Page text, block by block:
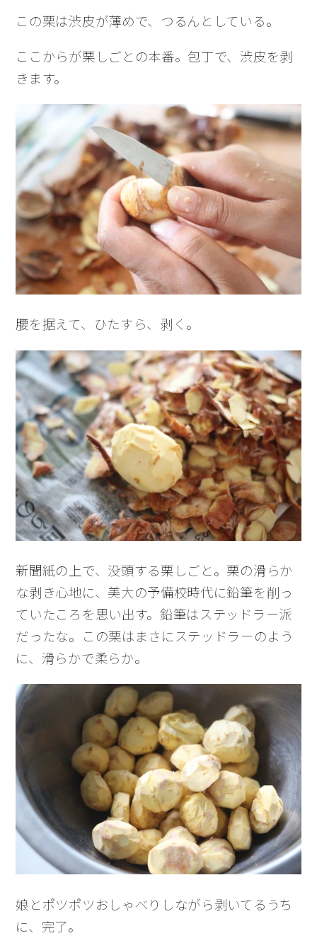
この栗は渋皮が薄めで、つるんとしている。
ここからが栗しごとの本番。包丁で、渋皮を剥
きます。
腰を据えて、ひたすら、剥く。
新聞紙の上で、没頭する栗しごと。栗の滑らか
な剥き心地に、美大の予備校時代に鉛筆を削っ
ていたころを思い出す。鉛筆はステッドラー派
だったな。この栗はまさにステッドラーのよう
に、滑らかで柔らか。
娘とポツポツおしゃべりしながら剥いてるうち
に、完了。